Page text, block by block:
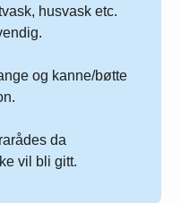
husvask etc.
og kanne/bøtte
da
vil bli gitt.